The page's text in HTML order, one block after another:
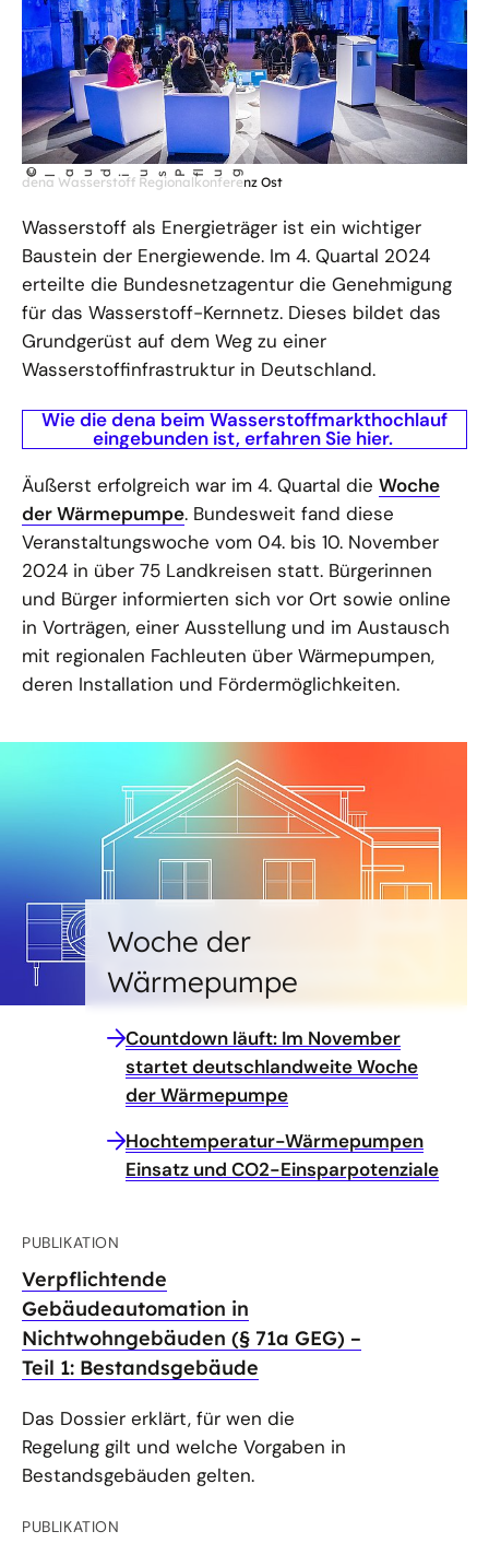
©
C l
aud i
us P f lug
dena Wasserstoff Regionalkonferenz Ost
Wasserstoff als Energieträger ist ein wichtiger
Baustein der Energiewende. Im 4. Quartal 2024
erteilte die Bundesnetzagentur die Genehmigung
für das Wasserstoff-Kernnetz. Dieses bildet das
Grundgerüst auf dem Weg zu einer
Wasserstoffinfrastruktur in Deutschland.
Wie die dena beim Wasserstoffmarkthochlauf
eingebunden ist, erfahren Sie hier.
Äußerst erfolgreich war im 4. Quartal die Woche
der Wärmepumpe. Bundesweit fand diese
Veranstaltungswoche vom 04. bis 10. November
2024 in über 75 Landkreisen statt. Bürgerinnen
und Bürger informierten sich vor Ort sowie online
in Vorträgen, einer Ausstellung und im Austausch
mit regionalen Fachleuten über Wärmepumpen,
deren Installation und Fördermöglichkeiten.
Woche der
Wärmepumpe
Countdown läuft: Im November
startet deutschlandweite Woche
der Wärmepumpe
Hochtemperatur-Wärmepumpen
Einsatz und CO2-Einsparpotenziale
PUBLIKATION
Verpflichtende
Gebäudeautomation in
Nichtwohngebäuden (§ 71a GEG) –
Teil 1: Bestandsgebäude
Das Dossier erklärt, für wen die
Regelung gilt und welche Vorgaben in
Bestandsgebäuden gelten.
PUBLIKATION